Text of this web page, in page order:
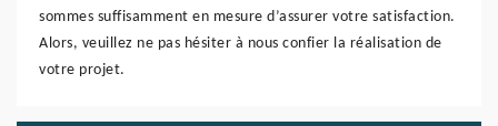
sommes suffisamment en mesure d’assurer votre satisfaction.
Alors, veuillez ne pas hésiter à nous confier la réalisation de
votre projet.